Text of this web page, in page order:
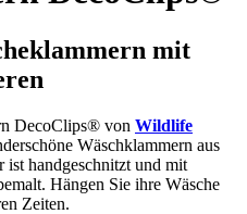
mit
DecoClips® von Wildlife
Wäschklammern aus
ist handgeschnitzt und mit
Hängen Sie ihre Wäsche
Zeiten.